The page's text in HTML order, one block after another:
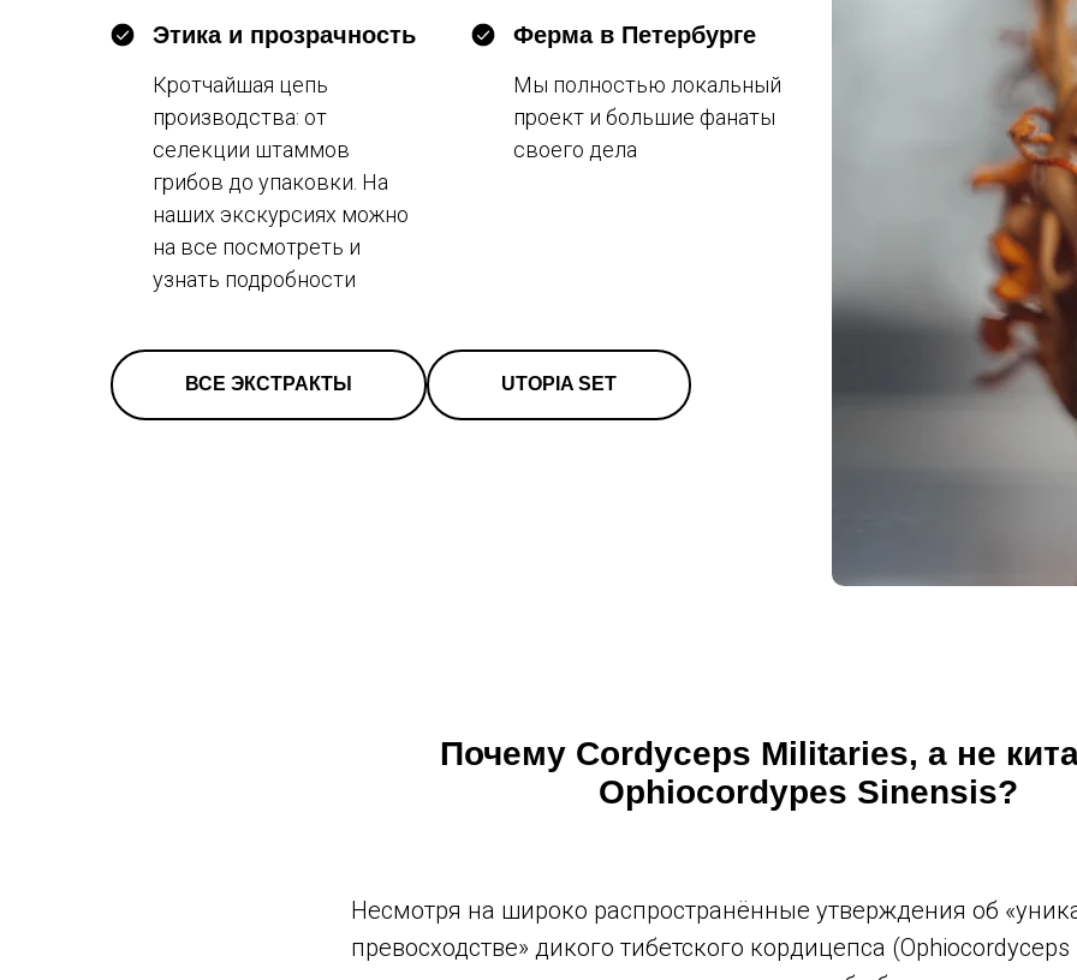
Этика и прозрачность
Кротчайшая цепь
производства: от
селекции штаммов
грибов до упаковки. На
наших экскурсиях можно
на все посмотреть и
узнать подробности
Ферма в Петербурге
Мы полностью локальный
проект и большие фанаты
своего дела
ВСЕ ЭКСТРАКТЫ UTOPIA SET
Почему Cordyceps Militaries, а не
Ophiocordypes Sinensis?
Несмотря на широко распространённые утверждения об
превосходстве» дикого тибетского кордицепса (Ophiocordyceps